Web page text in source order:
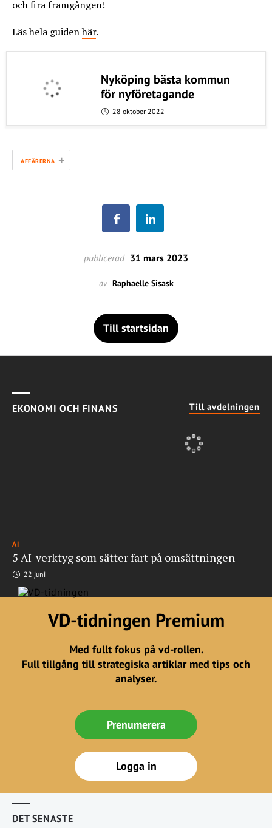
och fira framgången!
Läs hela guidenhär.
Nyköping bästa kommun
för nyföretagande
28 oktober 2022
AFFÄRERNA +
publicerad 31 mars 2023
av Raphaelle Sisask
Till startsidan
EKONOMI OCH FINANS Till avdelningen
AI
5 AI-verktyg som sätter fart på omsättningen
22 juni
VD-tidningen Premium
Med fullt fokus på vd-rollen.
Full tillgång till strategiska artiklar med tips och
analyser.
Prenumerera
Logga in
DET SENASTE